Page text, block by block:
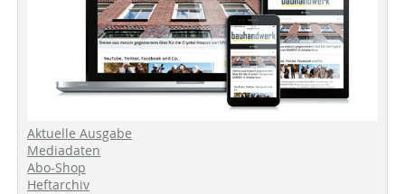
Aktuelle Ausgabe
Mediadaten
Abo-Shop
Heftarchiv